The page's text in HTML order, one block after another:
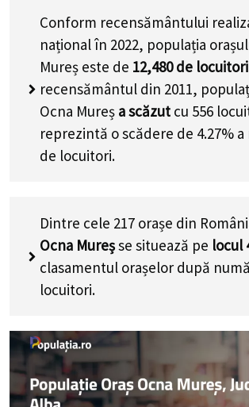
Conform recensământului
național în 2022, populația
Mureș este de 12,480de
recensământul din 2011,
Ocna Mureș a scăzut cu 556
reprezintă o scădere de 4.27%
de locuitori.
Dintre cele 217 orașe din
Ocna Mureșse situează pe locul
clasamentul orașelor după
locuitori.